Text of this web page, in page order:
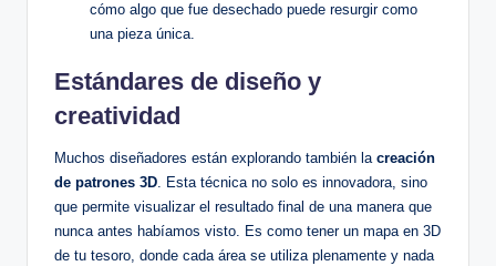
cómo algo que fue desechado puede resurgir como
una pieza única.
Estándares de diseño y
creatividad
Muchos diseñadores están explorando también la creación
de patrones 3D. Esta técnica no solo es innovadora, sino
que permite visualizar el resultado final de una manera que
nunca antes habíamos visto. Es como tener un mapa en 3D
de tu tesoro, donde cada área se utiliza plenamente y nada